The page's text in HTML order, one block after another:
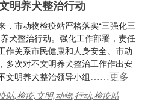
明养犬整治行动
，市动物检疫站严格落实“三强化三
犬整治行动。强化工作部署，责任
作关系市民健康和人身安全。市动
多次对不文明养犬整治工作作出安
文明养犬整治领导小组……更多
站,检疫,文明,动物,行动,检疫站